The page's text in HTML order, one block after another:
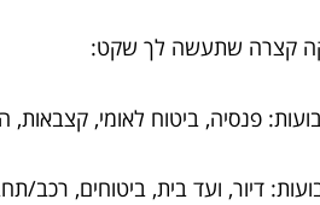
קצרה שתעשה לך שקט:
פנסיה, ביטוח לאומי, קצבאות,
דיור, ועד בית, ביטוחים, רכב/